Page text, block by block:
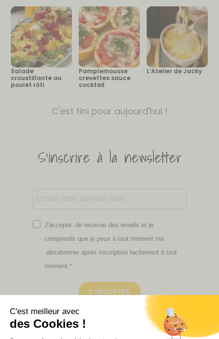
Salade
croustillante au
poulet rôti
Pamplemousse
crevettes sauce
cocktail
L’Atelier de Jacky
C'est fini pour aujourd'hui !
S'inscrire à la newsletter
J'accepte de recevoir des emails et je
comprends que je peux à tout moment me
désabonner après inscription facilement à tout
moment.
S'INSCRIRE
Retrouvez ici toutes les newsletters que vous avez
manquées